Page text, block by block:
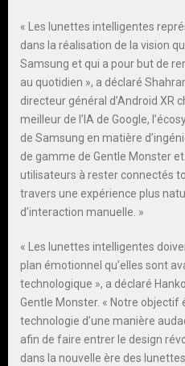
« Les lunettes intelligentes
dans la réalisation de la vision
Samsung et qui a pour but de
au quotidien », a déclaré
directeur général d’Android XR
meilleur de l’IA de Google,
de Samsung en matière
de gamme de Gentle Monster
utilisateurs à rester connectés
travers une expérience plus
d’interaction manuelle. »
« Les lunettes intelligentes
plan émotionnel qu’elles sont
technologique », a déclaré
Gentle Monster. « Notre objectif
technologie d’une manière
afin de faire entrer le design
dans la nouvelle ère des